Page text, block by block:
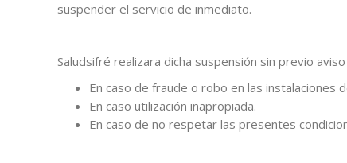
suspender el servicio de inmediato.
Saludsifré realizara dicha suspensión sin previo
En caso de fraude o robo en las instalaciones
En caso utilización inapropiada.
En caso de no respetar las presentes